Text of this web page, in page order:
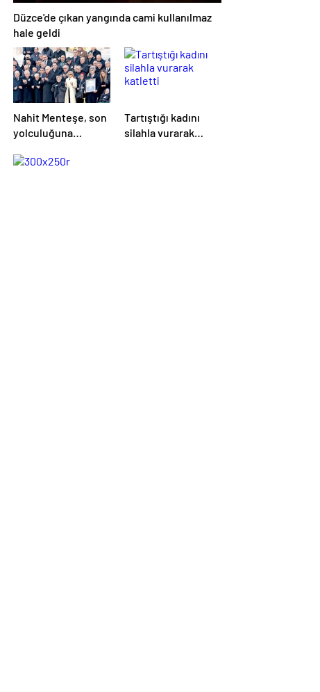
Düzce'de çıkan yangında cami kullanılmaz
hale geldi
Nahit Menteşe, son
yolculuğuna
Tartıştığı kadını
silahla vurarak